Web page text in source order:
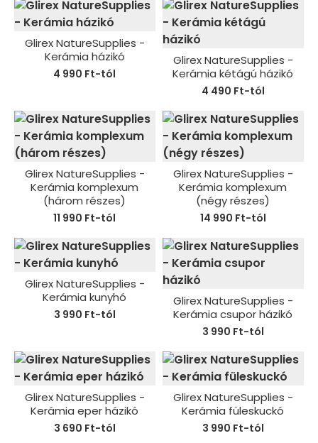
Glirex NatureSupplies -
Kerámia házikó
4 990 Ft-tól
Glirex NatureSupplies -
Kerámia kétágú házikó
4 490 Ft-tól
Glirex NatureSupplies -
Kerámia komplexum
(három részes)
11 990 Ft-tól
Glirex NatureSupplies -
Kerámia komplexum
(négy részes)
14 990 Ft-tól
Glirex NatureSupplies -
Kerámia kunyhó
3 990 Ft-tól
Glirex NatureSupplies -
Kerámia csupor házikó
3 990 Ft-tól
Glirex NatureSupplies -
Kerámia eper házikó
3 690 Ft-tól
Glirex NatureSupplies -
Kerámia füleskuckó
3 990 Ft-tól